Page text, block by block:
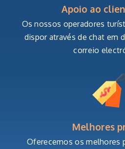
Apoio ao
Os nossos operadores
dispor através de chat em
correio
Melhores
Oferecemos os melhores